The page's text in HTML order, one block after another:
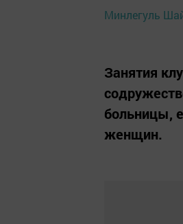
Минлегуль
Занятия
больницы,
женщин.